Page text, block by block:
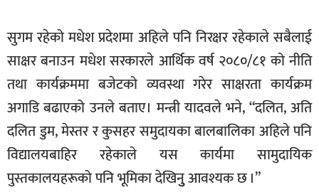
अन्य
समाज
शिक्षा
विचार
स्वास्थ्य
सुगम रहेको मधेश प्रदेशमा अहिले पनि निरक्षर रहेकाले सबैलाई
साक्षर बनाउन मधेश सरकारले आर्थिक वर्ष २०८०/८१ को नीति
तथा कार्यक्रममा बजेटको व्यवस्था गरेर साक्षरता कार्यक्रम
अगाडि बढाएको उनले बताए। मन्त्री यादवले भने, “दलित, अति
दलित डुम, मेस्तर र कुसहर समुदायका बालबालिका अहिले पनि
विद्यालयबाहिर रहेकाले यस कार्यमा सामुदायिक
पुस्तकालयहरूको पनि भूमिका देखिनुु आवश्यक छ ।”